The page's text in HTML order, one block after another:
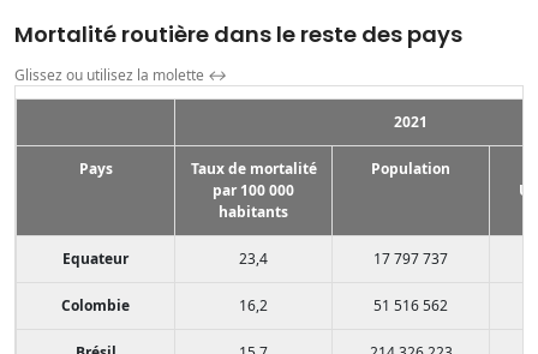
Mortalité routière dans le reste des pays
Glissez ou utilisez la molette ↔
2021
Pays
Taux de mortalité
par 100 000
habitants
Population
Equateur 23,4 17 797 737
Colombie 16,2 51 516 562